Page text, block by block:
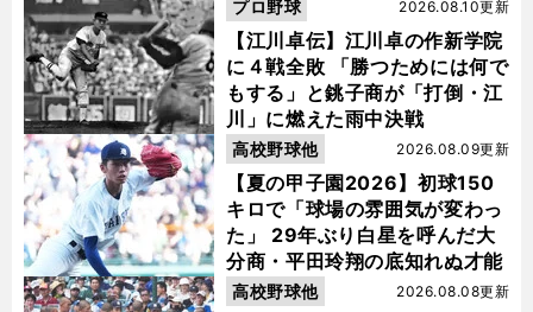
【江川卓伝】江川卓の作新学院
に４戦全敗 「勝つためには何で
もする」と銚子商が「打倒・江
川」に燃えた雨中決戦
2026.08.10更新
プロ野球
【夏の甲子園2026】初球150
キロで「球場の雰囲気が変わっ
た」 29年ぶり白星を呼んだ大
分商・平田玲翔の底知れぬ才能
2026.08.09更新
高校野球他
2026.08.08更新
高校野球他